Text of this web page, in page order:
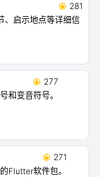
281
、启示地点等详细信
277
和变音符号。
271
Flutter软件包。